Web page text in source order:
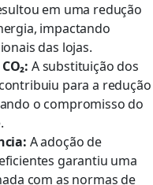
em uma redução
impactando
das lojas.
A substituição dos
para a redução
o compromisso do
A adoção de
garantiu uma
com as normas de